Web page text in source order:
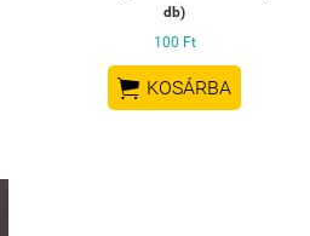
db)
100 Ft
 KOSÁRBA